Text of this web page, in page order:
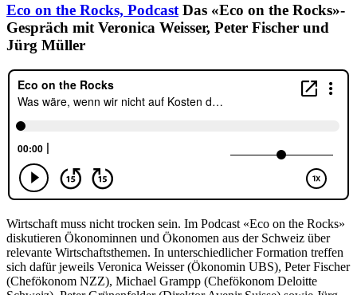
Eco on the Rocks, Podcast Das «Eco on the Rocks»-
Gespräch mit Veronica Weisser, Peter Fischer und
Jürg Müller
Wirtschaft muss nicht trocken sein. Im Podcast «Eco on the Rocks»
diskutieren Ökonominnen und Ökonomen aus der Schweiz über
relevante Wirtschaftsthemen. In unterschiedlicher Formation treffen
sich dafür jeweils Veronica Weisser (Ökonomin UBS), Peter Fischer
(Chefökonom NZZ), Michael Grampp (Chefökonom Deloitte